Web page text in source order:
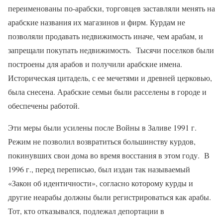
переименованы по-арабски, торговцев заставляли менять на
арабские названия их магазинов и фирм. Курдам не
позволяли продавать недвижимость иначе, чем арабам, и
запрещали покупать недвижимость. Тысячи поселков были
построены для арабов и получили арабские имена.
Историческая цитадель, с ее мечетями и древней церковью,
была снесена. Арабские семьи были расселены в городе и
обеспечены работой.
Эти меры были усилены после Войны в Заливе 1991 г.
Режим не позволил возвратиться большинству курдов,
покинувших свои дома во время восстания в этом году. В
1996 г., перед переписью, был издан так называемый
«Закон об идентичности», согласно которому курды и
другие неарабы должны были регистрироваться как арабы.
Тот, кто отказывался, подлежал депортации в